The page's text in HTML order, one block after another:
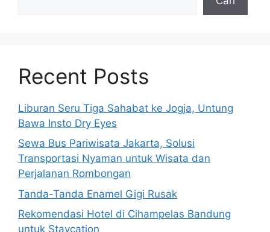
Recent Posts
Liburan Seru Tiga Sahabat ke Jogja, Untung
Bawa Insto Dry Eyes
Sewa Bus Pariwisata Jakarta, Solusi
Transportasi Nyaman untuk Wisata dan
Perjalanan Rombongan
Tanda-Tanda Enamel Gigi Rusak
Rekomendasi Hotel di Cihampelas Bandung
untuk Staycation